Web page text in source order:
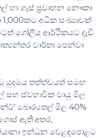
ගෑස් ප්‍රවාහන නෞකා
අධික සංඛ්‍යාවක්
ගෝලීය ආර්ථිකයට දැඩි
වාර්තා පෙන්වා
වූ යුදමය තත්ත්වයත් සමඟ
ස්වභාවික වායු මිල
බොරතෙල් මිල 40%
ඇති අතර,
ඉන්ධන වෙළඳපොළට